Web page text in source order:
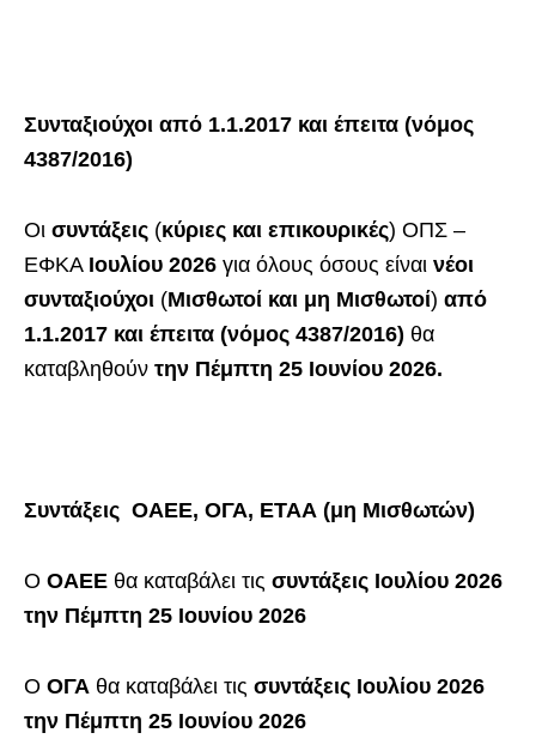
Συνταξιούχοι από 1.1.2017 και έπειτα (νόμος
4387/2016)
Οι συντάξεις (κύριες και επικουρικές) ΟΠΣ –
ΕΦΚΑ Ιουλίου 2026 για όλους όσους είναι νέοι
συνταξιούχοι (Μισθωτοί και μη Μισθωτοί) από
1.1.2017 και έπειτα (νόμος 4387/2016) θα
καταβληθούν την Πέμπτη 25 Ιουνίου 2026.
Συντάξεις ΟΑΕΕ, ΟΓΑ, ΕΤΑΑ (μη Μισθωτών)
Ο ΟΑΕΕ θα καταβάλει τις συντάξεις Ιουλίου 2026
την Πέμπτη 25 Ιουνίου 2026
Ο ΟΓΑ θα καταβάλει τις συντάξεις Ιουλίου 2026
την Πέμπτη 25 Ιουνίου 2026